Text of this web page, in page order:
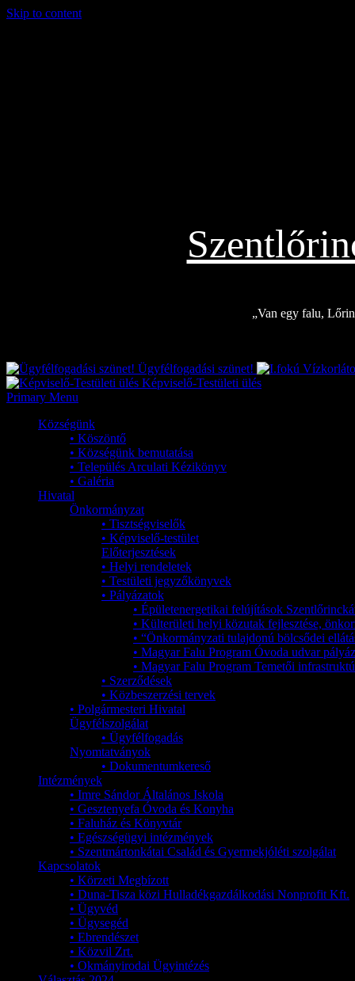
Skip to content
„Van egy falu,
Ügyfélfogadási szünet!
Képviselő-Testületi ülés
Primary Menu
Községünk
• Köszöntő
• Községünk bemutatása
• Település Arculati Kézikönyv
• Galéria
Hivatal
Önkormányzat
• Tisztségviselők
• Képviselő-testület
Előterjesztések
• Helyi rendeletek
• Testületi jegyzőkönyvek
• Pályázatok
• Épületenergetikai felújítások
• Külterületi helyi közutak fejlesztése,
• “Önkormányzati tulajdonú bölcsődei
• Magyar Falu Program Óvoda udvar
• Magyar Falu Program Temetői
• Szerződések
• Közbeszerzési tervek
• Polgármesteri Hivatal
Ügyfélszolgálat
• Ügyfélfogadás
Nyomtatványok
• Dokumentumkereső
Intézmények
• Imre Sándor Általános Iskola
• Gesztenyefa Óvoda és Konyha
• Faluház és Könyvtár
• Egészségügyi intézmények
• Szentmártonkátai Család és Gyermekjóléti szolgálat
Kapcsolatok
• Körzeti Megbízott
• Duna-Tisza közi Hulladékgazdálkodási Nonprofit Kft.
• Ügyvéd
• Ügysegéd
• Ebrendészet
• Közvil Zrt.
• Okmányirodai Ügyintézés